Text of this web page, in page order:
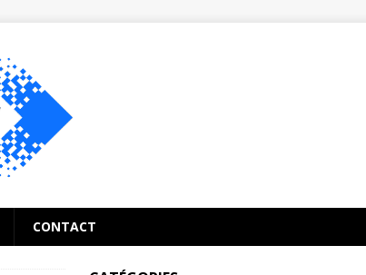
CONTACT